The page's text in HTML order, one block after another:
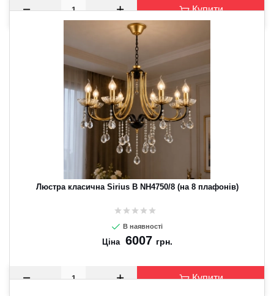
Купити
Люстра класична Sirius B NH4750/8 (на 8 плафонів)
В наявності
Ціна 6007 грн.
Купити